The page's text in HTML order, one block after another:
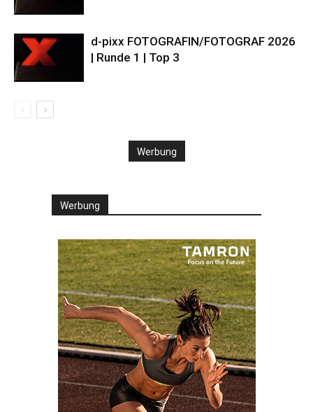
d-pixx FOTOGRAFIN/FOTOGRAF 2026
| Runde 1 | Top 3
Werbung
Werbung